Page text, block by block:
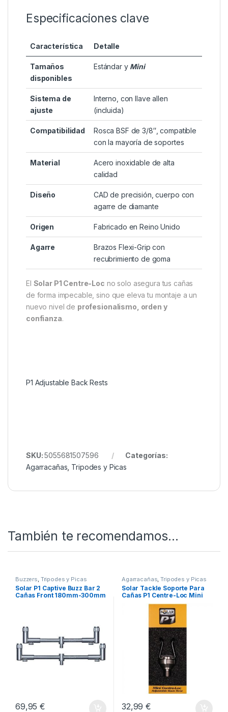
Especificaciones clave
Característica Detalle
Tamaños
disponibles
Estándar y Mini
Sistema de
ajuste
Interno, con llave allen
(incluida)
Compatibilidad
Rosca BSF de 3/8″, compatible
con la mayoría de soportes
Material
Acero inoxidable de alta
calidad
Diseño
CAD de precisión, cuerpo con
agarre de diamante
Origen Fabricado en Reino Unido
Agarre
Brazos Flexi-Grip con
recubrimiento de goma
El Solar P1 Centre-Loc no solo asegura tus cañas
de forma impecable, sino que eleva tu montaje a un
nuevo nivel de profesionalismo, orden y
confianza.
P1 Adjustable Back Rests
SKU:5055681507596
Categorías:
Agarracañas Tripodes y Picas
También te recomendamos…
Buzzers Tripodes y Picas
Solar P1 Captive Buzz Bar 2
Cañas Front 180mm-300mm
69,95€
Agarracañas ,Tripodes y Picas
Solar Tackle Soporte Para
Cañas P1 Centre-Loc Mini
32,99€